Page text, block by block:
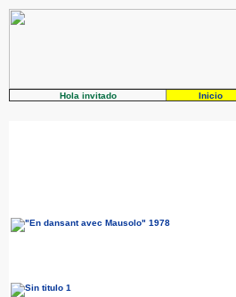
Hola invitado Inicio